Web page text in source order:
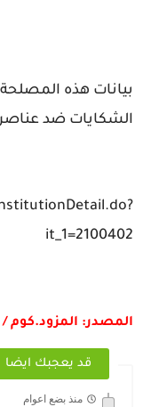
بيانات هذه
الشكايات ضد
it_1=2100402
المصدر: المزود.كوم /
قد يعجبك ايضا
منذ بضع اعوام